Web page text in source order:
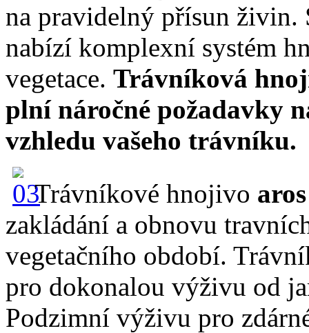
na pravidelný přísun živin.
nabízí komplexní systém
vegetace. Trávníková
plní náročné požadavky
vzhledu vašeho trávníku.
Trávníkové hnojivo
zakládání a obnovu
vegetačního období.
pro dokonalou výživu od
Podzimní výživu pro